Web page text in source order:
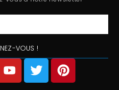
VOUS !
Y
o
T
w
P
i